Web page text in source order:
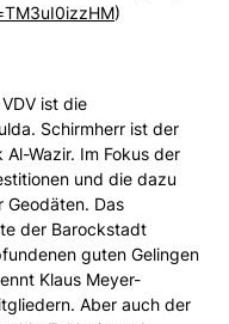
)
ist die
Schirmherr ist der
Wazir. Im Fokus der
und die dazu
Geodäten. Das
der Barockstadt
guten Gelingen
Klaus Meyer-
Aber auch der